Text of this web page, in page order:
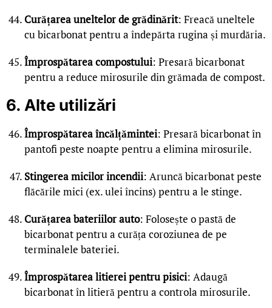
Curățarea uneltelor de grădinărit: Freacă uneltele
cu bicarbonat pentru a îndepărta rugina și murdăria.
Împrospătarea compostului: Presară bicarbonat
pentru a reduce mirosurile din grămada de compost.
6. Alte utilizări
Împrospătarea încălțămintei: Presară bicarbonat în
pantofi peste noapte pentru a elimina mirosurile.
Stingerea micilor incendii: Aruncă bicarbonat peste
flăcările mici (ex. ulei încins) pentru a le stinge.
Curățarea bateriilor auto: Folosește o pastă de
bicarbonat pentru a curăța coroziunea de pe
terminalele bateriei.
Împrospătarea litierei pentru pisici: Adaugă
bicarbonat în litieră pentru a controla mirosurile.